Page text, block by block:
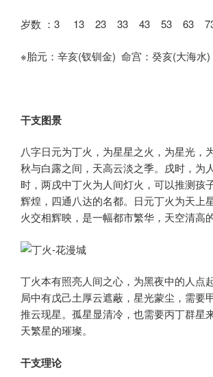
岁数 ：3 13 23 33 43 53 63
※胎元：辛亥(钗钏金) 命宫：癸亥(大海水)
干支图景
八字日元为丁火，为星星之火，为星光，
秋与白露之间，天高云淡之季。戌时，为
时，两戌中丁火为人间灯火，可以推测孩
辉煌，四通八达的名都。日元丁火为天上
火交相辉映，是一幅都市繁华，天空清高的
丁火本有照亮人间之心，为黑夜中的人点
局中有戊己土厚云遮蔽，星光蒙尘，需要
推云现星。孤星显清冷，也需要丙丁群星
天繁星的璀璨。
干支理论